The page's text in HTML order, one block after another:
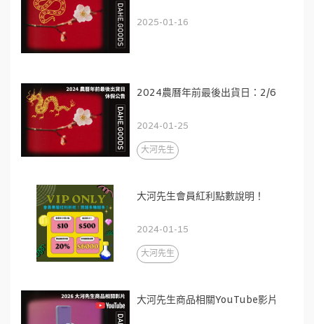
2025-01-16
2024農曆年前最後出貨日：2/6
2024-01-25
大河先生
大河先生會員紅利點數說明！
2024-01-15
大河先生
大河先生商品相關YouTube影片